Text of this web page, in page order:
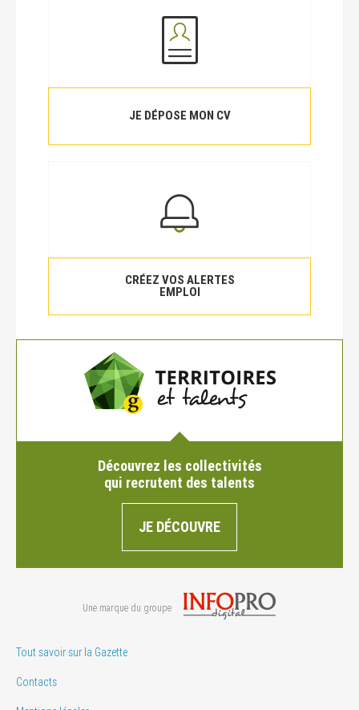
JE DÉPOSE MON CV
CRÉEZ VOS ALERTES
EMPLOI
Découvrez les collectivités
qui recrutent des talents
JE DÉCOUVRE
Une marque du groupe
Tout savoir sur la Gazette
Contacts